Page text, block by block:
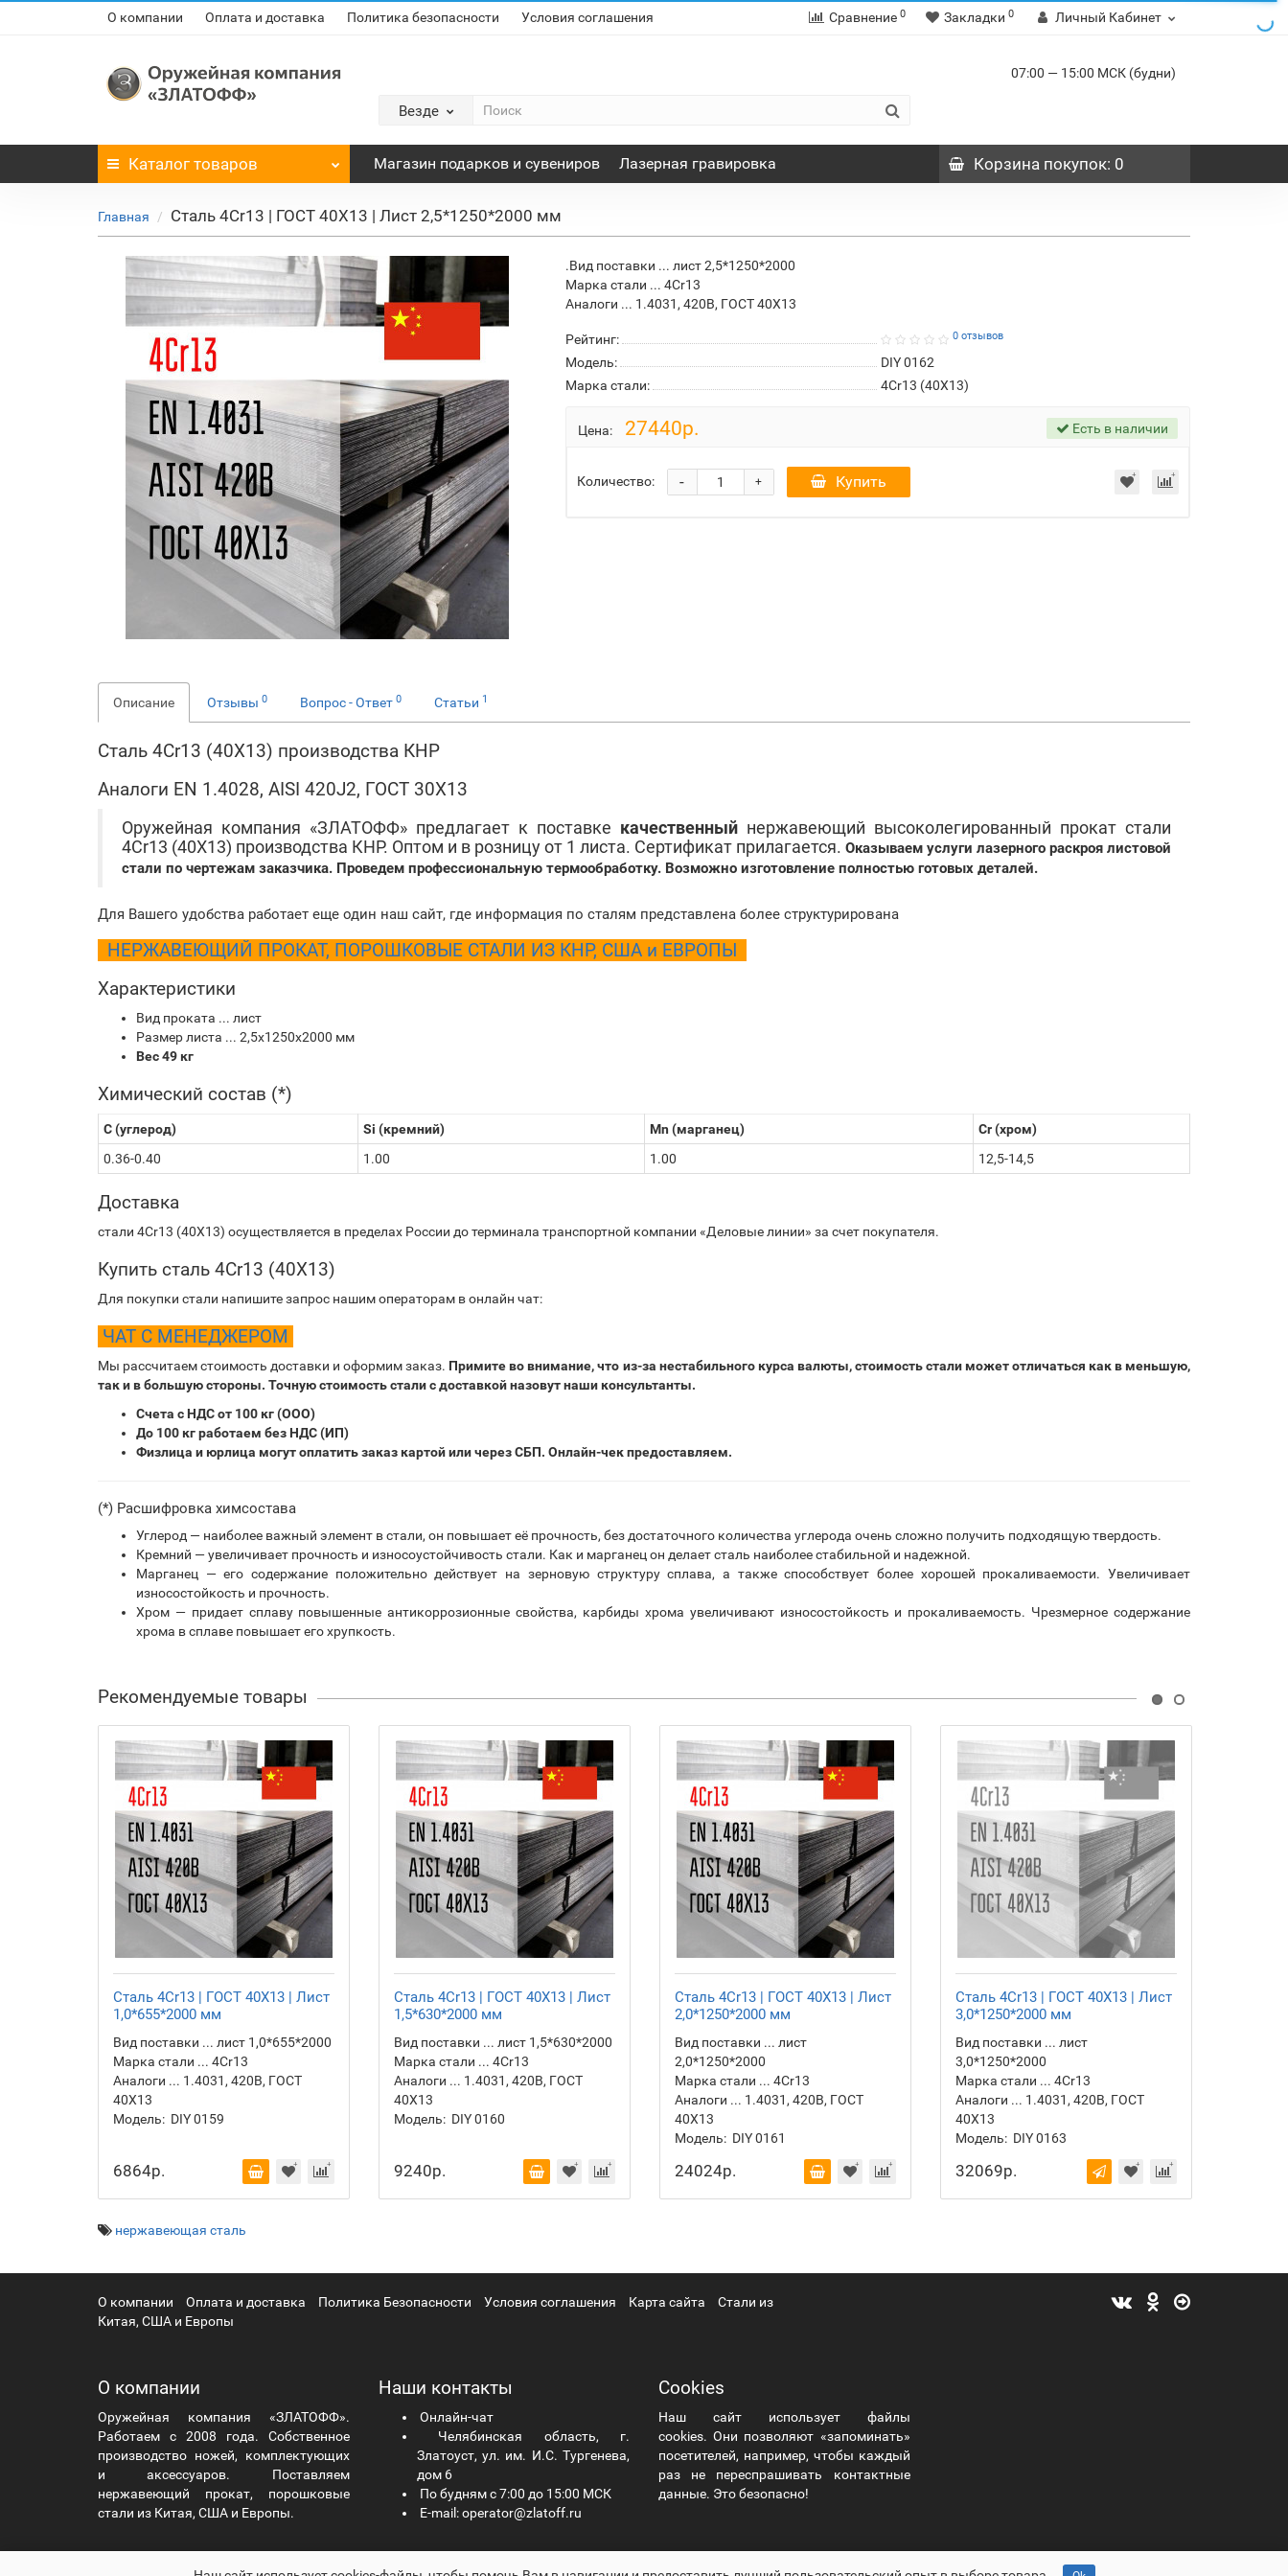
О компании Оплата и доставка Политика безопасности Условия соглашения Сравнение 0 Закладки 0 Личный Кабинет
Везде
07:00 — 15:00 МСК (будни)
Каталог товаров Магазин подарков и сувениров Лазерная гравировка Корзинапокупок: 0
Главная Сталь 4Cr13 | ГОСТ 40Х13 | Лист 2,5*1250*2000 мм
.Вид поставки ... лист 2,5*1250*2000
Марка стали ... 4Cr13
Аналоги ... 1.4031, 420B, ГОСТ 40Х13
Рейтинг: 0 отзывов
Модель:
DIY 0162
Марка стали:
4Cr13 (40Х13)
Цена: 27440р. Есть в наличии
Количество: +
- Купить
Описание Отзывы 0 Вопрос - Ответ 0 Статьи 1
Сталь 4Cr13 (40Х13) производства КНР
Аналоги EN 1.4028, AISI 420J2, ГОСТ 30Х13
Оружейная компания «ЗЛАТОФФ» предлагает к поставке качественный нержавеющий высоколегированный прокат стали
4Cr13 (40Х13) производства КНР. Оптом и в розницу от 1 листа. Сертификат прилагается. Оказываем услуги лазерного раскроя листовой
стали по чертежам заказчика. Проведем профессиональную термообработку. Возможно изготовление полностью готовых деталей.
Для Вашего удобства работает еще один наш сайт, где информация по сталям представлена более структурирована
НЕРЖАВЕЮЩИЙ ПРОКАТ, ПОРОШКОВЫЕ СТАЛИ ИЗ КНР, США и ЕВРОПЫ
Характеристики
Вид проката ... лист
Размер листа ... 2,5х1250х2000 мм
Вес 49 кг
Химический состав (*)
C (углерод) Si (кремний) Mn (марганец)
Cr (хром)
0.36-0.40
1.00 1.00 12,5-14,5
Доставка
стали 4Cr13 (40Х13) осуществляется в пределах России до терминала транспортной компании «Деловые линии» за счет покупателя.
Купить сталь 4Cr13 (40Х13)
Для покупки стали напишите запрос нашим операторам в онлайн чат:
ЧАТ С МЕНЕДЖЕРОМ
Мы рассчитаем стоимость доставки и оформим заказ. Примите во внимание, что из-за нестабильного курса валюты, стоимость стали может отличаться как в меньшую,
так и в большую стороны. Точную стоимость стали с доставкой назовут наши консультанты.
Счета с НДС от 100 кг (ООО)
До 100 кг работаем без НДС (ИП)
Физлица и юрлица могут оплатить заказ картой или через СБП. Онлайн-чек предоставляем.
(*) Расшифровка химсостава
Углерод — наиболее важный элемент в стали, он повышает её прочность, без достаточного количества углерода очень сложно получить подходящую твердость.
Кремний — увеличивает прочность и износоустойчивость стали. Как и марганец он делает сталь наиболее стабильной и надежной.
Марганец — его содержание положительно действует на зерновую структуру сплава, а также способствует более хорошей прокаливаемости. Увеличивает
износостойкость и прочность.
Хром — придает сплаву повышенные антикоррозионные свойства, карбиды хрома увеличивают износостойкость и прокаливаемость. Чрезмерное содержание
хрома в сплаве повышает его хрупкость.
Рекомендуемые товары
Сталь 4Cr13 | ГОСТ 40Х13 | Лист
1,0*655*2000 мм
Вид поставки ... лист 1,0*655*2000
Марка стали ... 4Cr13
Аналоги ... 1.4031, 420B, ГОСТ
40Х13
Модель: DIY 0159
6864р.
Сталь 4Cr13 | ГОСТ 40Х13 | Лист
1,5*630*2000 мм
Вид поставки ... лист 1,5*630*2000
Марка стали ... 4Cr13
Аналоги ... 1.4031, 420B, ГОСТ
40Х13
Модель: DIY 0160
9240р.
Сталь 4Cr13 | ГОСТ 40Х13 | Лист
2,0*1250*2000 мм
Вид поставки ... лист
2,0*1250*2000
Марка стали ... 4Cr13
Аналоги ... 1.4031, 420B, ГОСТ
40Х13
Модель: DIY 0161
24024р.
Сталь 4Cr13 | ГОСТ 40Х13 | Лист
3,0*1250*2000 мм
Вид поставки ... лист
3,0*1250*2000
Марка стали ... 4Cr13
Аналоги ... 1.4031, 420B, ГОСТ
40Х13
Модель: DIY 0163
32069р.
нержавеющая сталь
О компании Оплата и доставка Политика Безопасности Условия соглашения Карта сайта
Стали из
Китая, США и Европы
О компании
Оружейная компания «ЗЛАТОФФ».
Работаем с 2008 года. Собственное
производство ножей, комплектующих
и аксессуаров. Поставляем
нержавеющий прокат, порошковые
стали из Китая, США и Европы.
Наши контакты
Онлайн-чат
Челябинская область, г.
Златоуст, ул. им. И.С. Тургенева,
дом 6
По будням с 7:00 до 15:00 МСК
E-mail: operator@zlatoff.ru
Cookies
Наш сайт использует файлы
cookies. Они позволяют «запоминать»
посетителей, например, чтобы каждый
раз не переспрашивать контактные
данные. Это безопасно!